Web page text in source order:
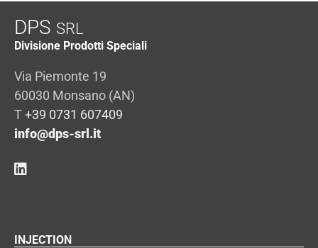
DPS SRL
Divisione Prodotti Speciali
Via Piemonte 19
60030 Monsano (AN)
T+39 0731 607409
info@dps-srl.it
INJECTION